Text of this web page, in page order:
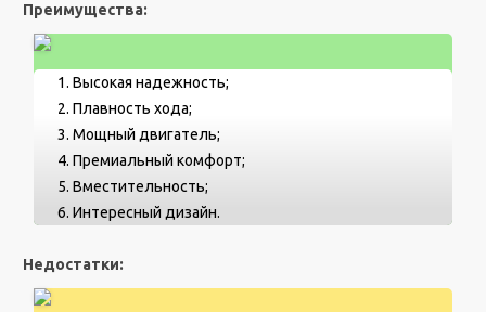
Преимущества:
Высокая надежность;
Плавность хода;
Мощный двигатель;
Премиальный комфорт;
Вместительность;
Интересный дизайн.
Недостатки: